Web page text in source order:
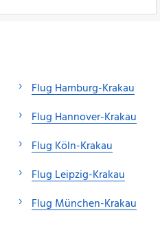
Flug Hamburg-Krakau
Flug Hannover-Krakau
Flug Köln-Krakau
Flug Leipzig-Krakau
Flug München-Krakau